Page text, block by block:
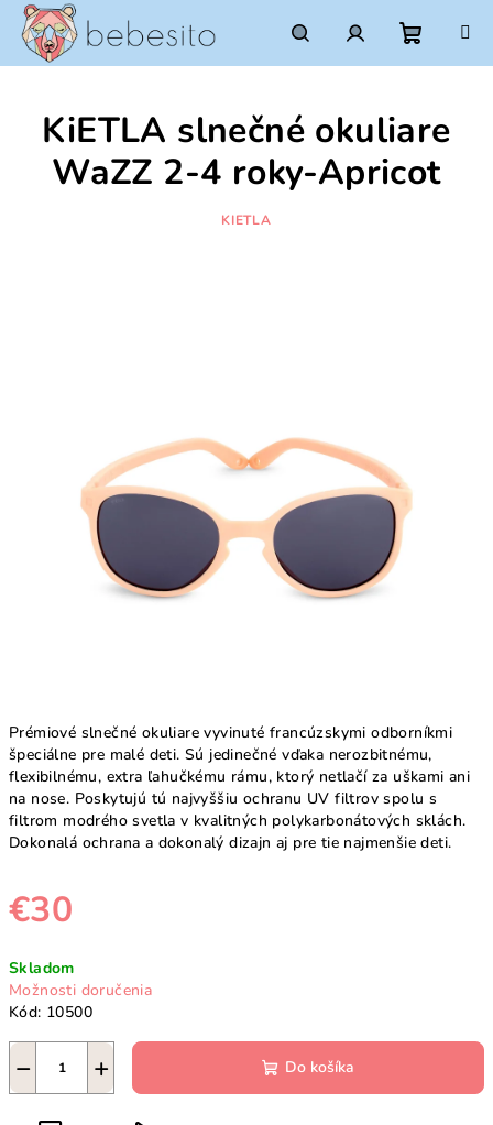
Prejsť
obsah
HľadaťPrihlásenie
košík
Prémiové slnečné okuliare vyvinuté francúzskymi odborníkmi
špeciálne pre malé deti. Sú jedinečné vďaka nerozbitnému,
flexibilnému, extra ľahučkému rámu, ktorý netlačí za uškami ani
na nose. Poskytujú tú najvyššiu ochranu UV filtrov spolu s
filtrom modrého svetla v kvalitných polykarbonátových sklách.
Dokonalá ochrana a dokonalý dizajn aj pre tie najmenšie deti.
€30
cena:
Skladom
Možnosti doručenia
Kód: 10500
+
− Do košíka
KiETLA slnečné okuliare
WaZZ 2-4 roky-Apricot
KIETLA